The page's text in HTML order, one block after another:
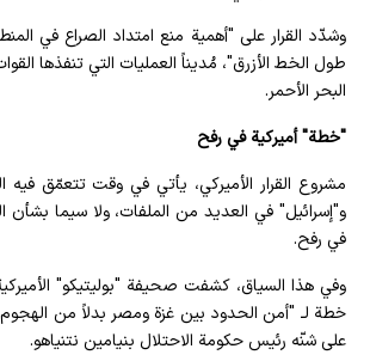
وشدّد القرار على "أهمية منع امتداد الصراع في
طول الخط الأزرق"، مُديناً العمليات التي تنفذها
البحر الأحمر.
"خطة" أميركية في رفح
مشروع القرار الأميركي، يأتي في وقت تتعمّق
و"إسرائيل" في العديد من الملفات، ولا سيما بشأن
في رفح.
وفي هذا السياق، كشفت صحيفة "بوليتيكو"
خطة لـ "أمن الحدود بين غزة ومصر بدلاً من
على شنّه رئيس حكومة الاحتلال بنيامين نتنياهو.